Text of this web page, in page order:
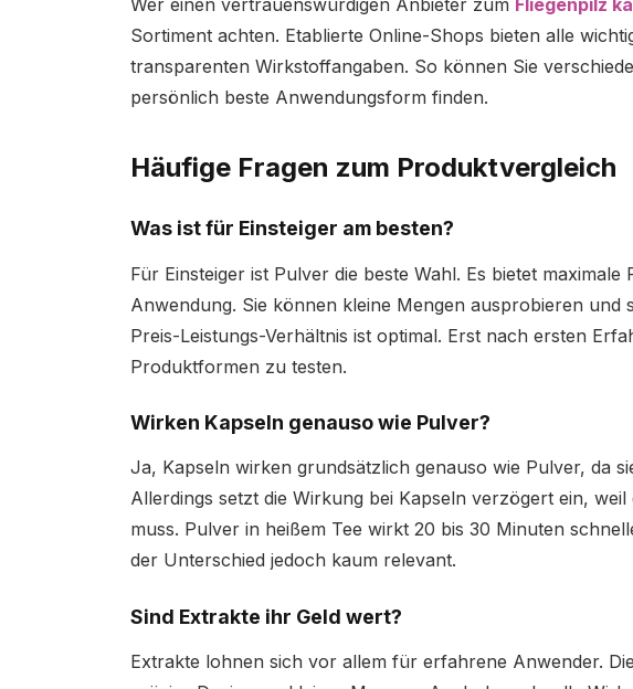
Wer einen vertrauenswürdigen Anbieter zum Fliegenpilz
Sortiment achten. Etablierte Online-Shops bieten alle
transparenten Wirkstoffangaben. So können Sie
persönlich beste Anwendungsform finden.
Häufige Fragen zum Produktvergleich
Was ist für Einsteiger am besten?
Für Einsteiger ist Pulver die beste Wahl. Es bietet
Anwendung. Sie können kleine Mengen ausprobieren und
Preis-Leistungs-Verhältnis ist optimal. Erst nach ersten
Produktformen zu testen.
Wirken Kapseln genauso wie Pulver?
Ja, Kapseln wirken grundsätzlich genauso wie Pulver, da
Allerdings setzt die Wirkung bei Kapseln verzögert ein,
muss. Pulver in heißem Tee wirkt 20 bis 30 Minuten
der Unterschied jedoch kaum relevant.
Sind Extrakte ihr Geld wert?
Extrakte lohnen sich vor allem für erfahrene Anwender.